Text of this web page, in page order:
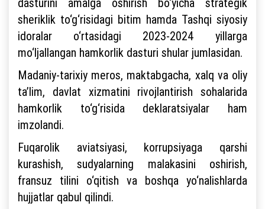
sheriklik to‘g‘risidagi bitim hamda Tashqi siyosiy
idoralar o‘rtasidagi 2023-2024 yillarga
mo‘ljallangan hamkorlik dasturi shular jumlasidan.
Madaniy-tarixiy meros, maktabgacha, xalq va oliy
ta’lim, davlat xizmatini rivojlantirish sohalarida
hamkorlik to‘g‘risida deklaratsiyalar ham
imzolandi.
Fuqarolik aviatsiyasi, korrupsiyaga qarshi
kurashish, sudyalarning malakasini oshirish,
fransuz tilini o‘qitish va boshqa yo‘nalishlarda
hujjatlar qabul qilindi.